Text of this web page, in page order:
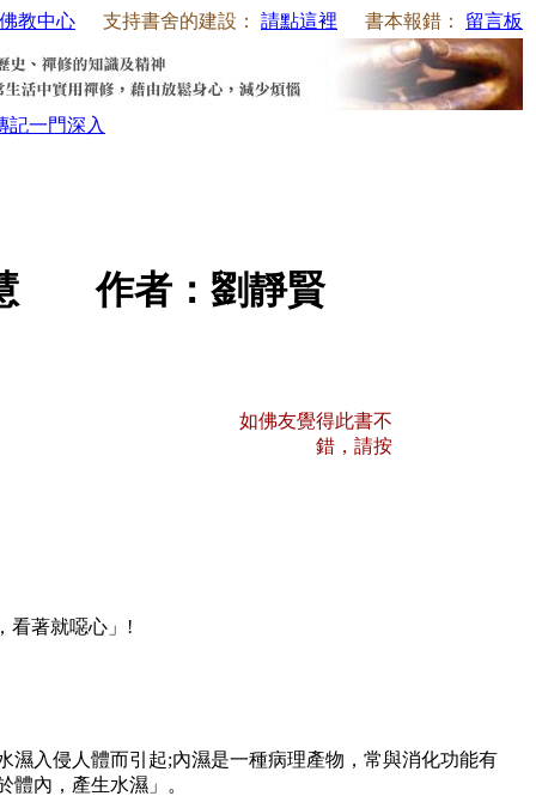
教中心 支持書舍的建設： 請點這裡 書本報錯： 留言板
記一門深入
慧 作者：劉靜賢
如佛友覺得此書不
錯，請按
看著就噁心」!
入侵人體而引起;內濕是一種病理產物，常與消化功能有
內，產生水濕」。